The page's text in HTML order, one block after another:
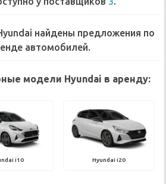
найдены предложения по
автомобилей.
модели Hyundai в аренду:
i10 Hyundai i20